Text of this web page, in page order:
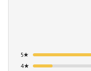
5★
4★